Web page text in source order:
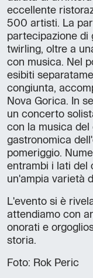
eccellente
500 artisti. La
partecipazione di
twirling, oltre a
con musica. Nel
esibiti
congiunta,
Nova Gorica. In
un concerto
con la musica del
gastronomica
pomeriggio.
entrambi i lati del
un'ampia varietà
L'evento si è
attendiamo con
onorati e
storia.
Foto: Rok Peric